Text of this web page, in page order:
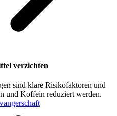
verzichten
sind klare Risikofaktoren und
und Koffein reduziert werden.